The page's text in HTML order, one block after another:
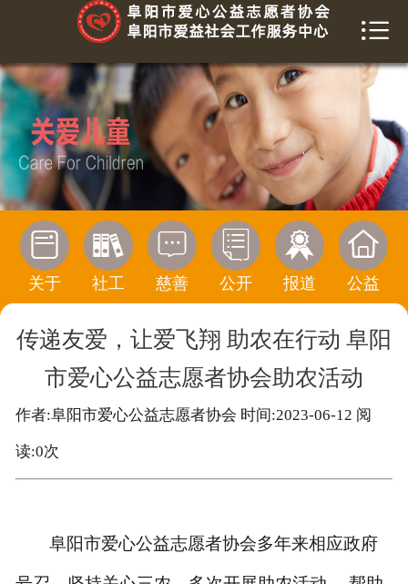
 首页
关于我们
爱益社工
慈善榜
信息公开
活动报道
公益传播
寻求帮助


关于

社工

慈善

公开

报道

公益
传递友爱，让爱飞翔 助农在行动 阜阳
市爱心公益志愿者协会助农活动
作者:阜阳市爱心公益志愿者协会 时间:2023-06-12 阅
读:0次
阜阳市爱心公益志愿者协会多年来相应政府